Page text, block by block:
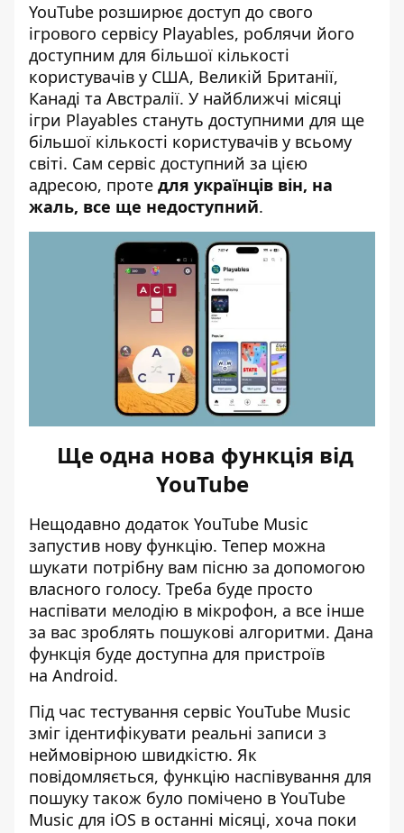
YouTube розширює доступ до свого
ігрового сервісу Playables, роблячи його
доступним для більшої кількості
користувачів у США, Великій Британії,
Канаді та Австралії. У найближчі місяці
ігри Playables стануть доступними для ще
більшої кількості користувачів у всьому
світі. Сам сервіс доступний за цією
адресою, проте для українців він, на
жаль, все ще недоступний.
Ще одна нова функція від
YouTube
Нещодавно додаток YouTube Music
запустив нову функцію. Тепер можна
шукати потрібну вам пісню за допомогою
власного голосу. Треба буде просто
наспівати мелодію в мікрофон, а все інше
за вас зроблять пошукові алгоритми. Дана
функція буде доступна для пристроїв
на Android.
Під час тестування сервіс YouTube Music
зміг ідентифікувати реальні записи з
неймовірною швидкістю. Як
повідомляється, функцію наспівування для
пошуку також було помічено в YouTube
Music для iOS в останні місяці, хоча поки